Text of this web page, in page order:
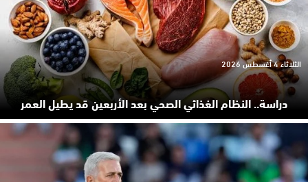
دراسة.. النظام الغذائي الصحي بعد الأربعين قد يطيل العمر
الثلاثاء 4 أغسطس 2026